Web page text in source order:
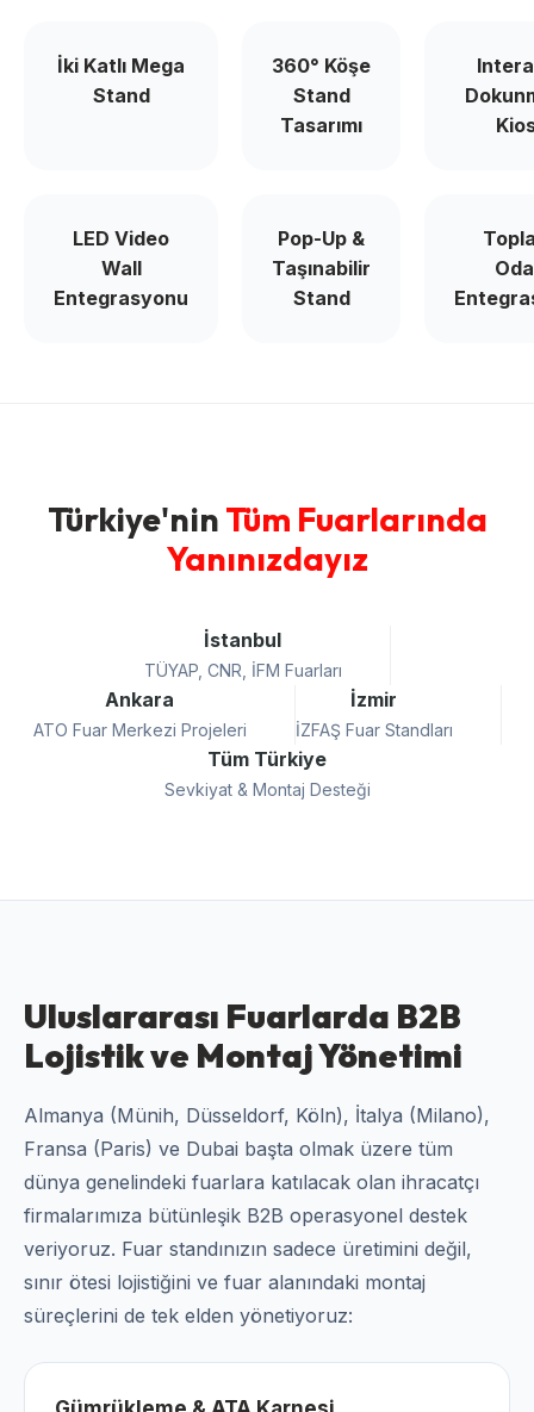
İki Katlı Mega
Stand
360° Köşe
Stand
Tasarımı
LED Video
Wall
Entegrasyonu
Pop-Up &
Taşınabilir
Stand
Türkiye'nin Tüm Fuarlarında
Yanınızdayız
İstanbul
TÜYAP, CNR, İFM Fuarları
Ankara
ATO Fuar Merkezi Projeleri
İzmir
İZFAŞ Fuar Standları
Tüm Türkiye
Sevkiyat & Montaj Desteği
Uluslararası Fuarlarda B2B
Lojistik ve Montaj Yönetimi
Almanya (Münih, Düsseldorf, Köln), İtalya (Milano),
Fransa (Paris) ve Dubai başta olmak üzere tüm
dünya genelindeki fuarlara katılacak olan ihracatçı
firmalarımıza bütünleşik B2B operasyonel destek
veriyoruz. Fuar standınızın sadece üretimini değil,
sınır ötesi lojistiğini ve fuar alanındaki montaj
süreçlerini de tek elden yönetiyoruz: